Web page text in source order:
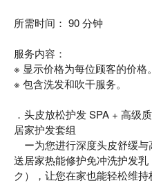
所需时间： 90 分钟
服务内容：
※ 显示价格为每位顾客的价格。
※ 包含洗发和吹干服务。
．头皮放松护发 SPA + 高级
居家护发套组
ー为您进行深度头皮舒缓
送居家热能修护免冲洗护发
ク），让您在家也能轻松维持